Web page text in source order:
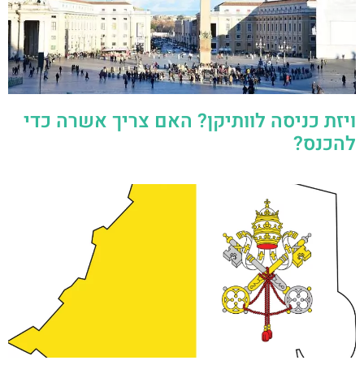
ויזת כניסה לוותיקן? האם צריך אשרה כדי
להכנס?